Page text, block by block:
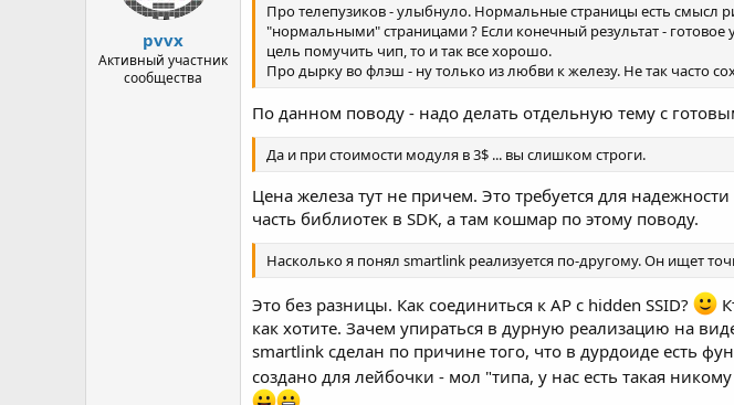
pvvx
Активный участник
сообщества
Про телепузиков - улыбнуло. Нормальные страницы есть смысл
"нормальными" страницами ? Если конечный результат - готовое
цель помучить чип, то и так все хорошо.
Про дырку во флэш - ну только из любви к железу. Не так часто
По данном поводу - надо делать отдельную тему с
Да и при стоимости модуля в 3$ ... вы слишком строги.
Цена железа тут не причем. Это требуется для
часть библиотек в SDK, а там кошмар по этому поводу.
Насколько я понял smartlink реализуется по-другому. Он ищет
Это без разницы. Как соединиться к AP с hidden SSID?
как хотите. Зачем упираться в дурную реализацию на
smartlink сделан по причине того, что в дурдоиде есть
создано для лейбочки - мол "типа, у нас есть такая